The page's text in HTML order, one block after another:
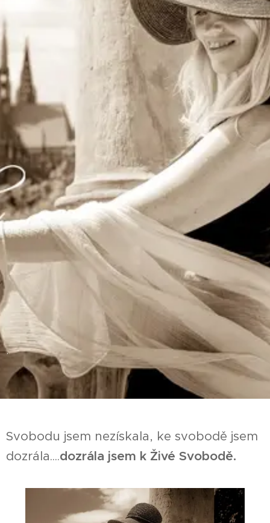
.
Svobodu jsem nezískala, ke svobodě jsem
dozrála....dozrála jsem k Živé Svobodě.